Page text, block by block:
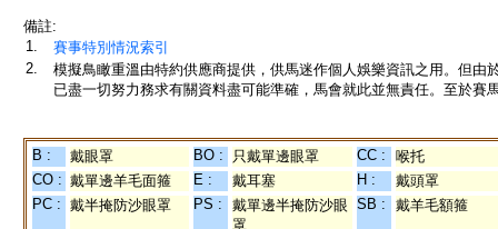
備註:
1.
賽事特別情況索引
2.
模擬鳥瞰重溫由特約供應商提供，供馬迷作個人娛樂資訊之用。但
已盡一切努力務求有關資料盡可能準確，馬會就此並無責任。至於賽
B : 戴眼罩 BO : 只戴單邊眼罩 CC :
喉托
CO : 戴單邊羊毛面箍 E : 戴耳塞 H :
戴頭罩
PC : 戴半掩防沙眼罩 PS :
戴單邊半掩防沙眼
罩
SB : 戴羊毛額箍